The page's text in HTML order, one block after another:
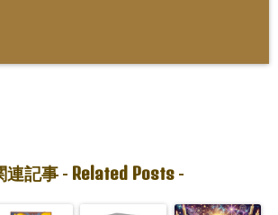
連記事 - Related Posts-